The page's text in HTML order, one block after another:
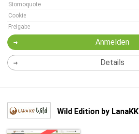
Stornoquote
Cookie
Freigabe
Anmelden
Details
Wild Edition by LanaKK